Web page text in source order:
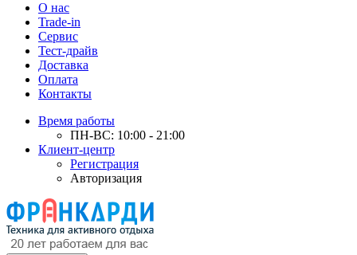
О нас
Trade-in
Сервис
Тест-драйв
Доставка
Оплата
Контакты
Время работы
ПН-ВС: 10:00 - 21:00
Клиент-центр
Регистрация
Авторизация